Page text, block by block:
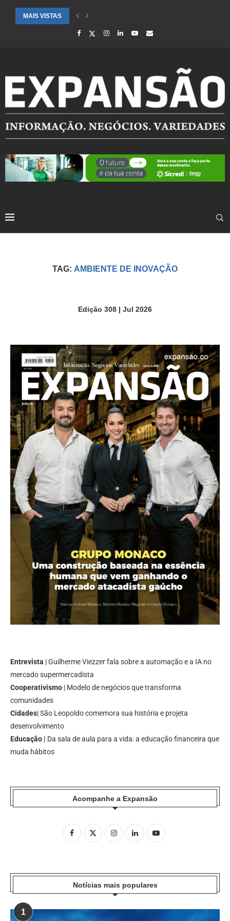
MAIS VISTAS
CIDADES ATENDIDAS PELO SEBRAE RS SÃO DESTAQUE EM
TAG: AMBIENTE DE INOVAÇÃO
Edição 308 | Jul 2026
Entrevista | Guilherme Viezzer fala sobre a automação e a IA no
mercado supermercadista
Cooperativismo | Modelo de negócios que transforma
comunidades
Cidades| São Leopoldo comemora sua história e projeta
desenvolvimento
Educação | Da sala de aula para a vida: a educação financeira que
muda hábitos
Acompanhe a Expansão
Notícias mais populares
1